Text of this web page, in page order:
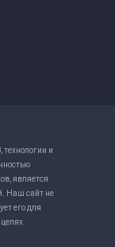
технологии и
является
Наш сайт не
его для